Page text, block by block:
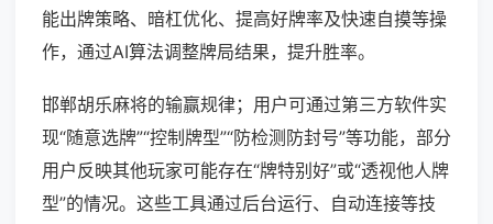
能出牌策略、暗杠优化、提高好牌率及快速自摸等操
作，通过AI算法调整牌局结果，提升胜率。
邯郸胡乐麻将的输赢规律；用户可通过第三方软件实
现“随意选牌”“控制牌型”“防检测防封号”等功能，部分
用户反映其他玩家可能存在“牌特别好”或“透视他人牌
型”的情况。这些工具通过后台运行、自动连接等技